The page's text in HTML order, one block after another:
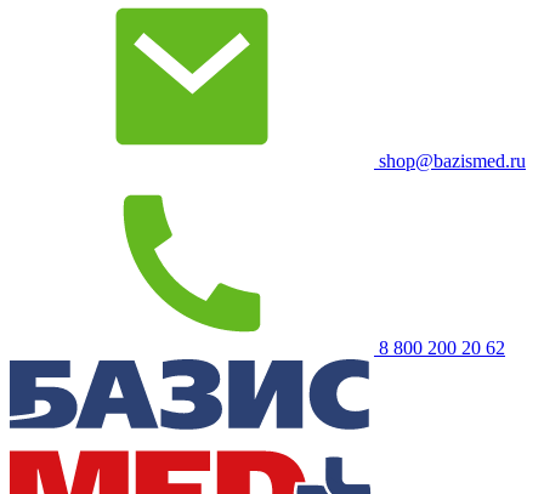
shop@bazismed.ru
8 800 200 20 62